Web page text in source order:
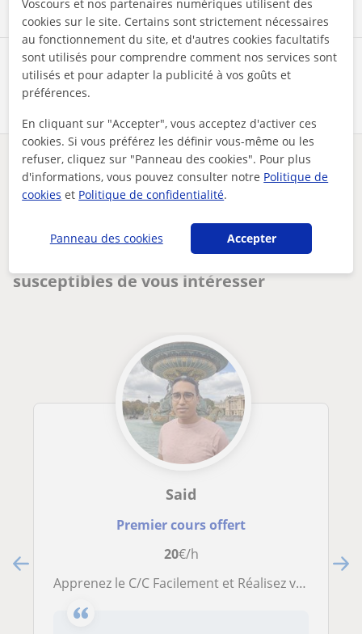
Partagez ce professeur
Des problèmes avec ce profil ?Signalez-le
Autres profs de Programmation à France
susceptibles de vous intéresser
Said
Premier cours offert
20€/h
Apprenez le C/C Facilement et Réalisez vos Premiers Projets
Voscours et nos partenaires numériques utilisent des
cookies sur le site. Certains sont strictement nécessaires
au fonctionnement du site, et d'autres cookies facultatifs
sont utilisés pour comprendre comment nos services sont
utilisés et pour adapter la publicité à vos goûts et
préférences.
En cliquant sur "Accepter", vous acceptez d'activer ces
cookies. Si vous préférez les définir vous-même ou les
refuser, cliquez sur "Panneau des cookies". Pour plus
d'informations, vous pouvez consulter notre Politique de
cookies et Politique de confidentialité.
Panneau des cookies Accepter